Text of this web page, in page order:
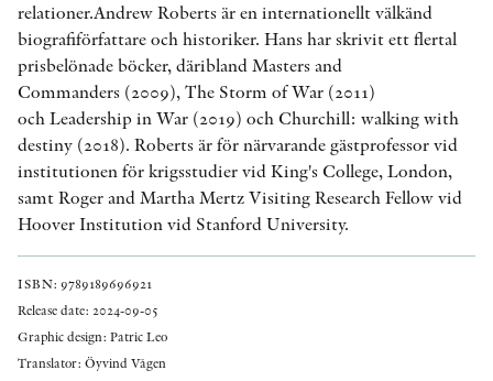
relationer.Andrew Roberts är en internationellt välkänd
biografiförfattare och historiker. Hans har skrivit ett flertal
prisbelönade böcker, däribland Masters and
Commanders (2009), The Storm of War (2011)
och Leadership in War (2019) och Churchill: walking with
destiny (2018). Roberts är för närvarande gästprofessor vid
institutionen för krigsstudier vid King's College, London,
samt Roger and Martha Mertz Visiting Research Fellow vid
Hoover Institution vid Stanford University.
ISBN: 9789189696921
Release date: 2024-09-05
Graphic design: Patric Leo
Translator: Öyvind Vågen